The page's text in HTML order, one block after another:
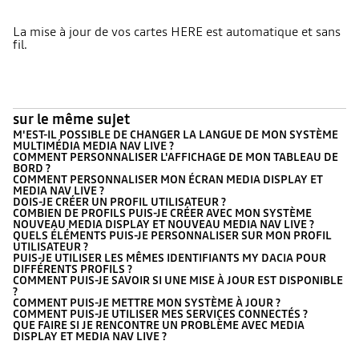
La mise à jour de vos cartes HERE est automatique et sans
fil.
sur le même sujet
M'EST-IL POSSIBLE DE CHANGER LA LANGUE DE MON SYSTÈME
MULTIMÉDIA MEDIA NAV LIVE ?
COMMENT PERSONNALISER L'AFFICHAGE DE MON TABLEAU DE
BORD ?
COMMENT PERSONNALISER MON ÉCRAN MEDIA DISPLAY ET
MEDIA NAV LIVE ?
DOIS-JE CRÉER UN PROFIL UTILISATEUR ?
COMBIEN DE PROFILS PUIS-JE CRÉER AVEC MON SYSTÈME
NOUVEAU MEDIA DISPLAY ET NOUVEAU MEDIA NAV LIVE ?
QUELS ÉLÉMENTS PUIS-JE PERSONNALISER SUR MON PROFIL
UTILISATEUR ?
PUIS-JE UTILISER LES MÊMES IDENTIFIANTS MY DACIA POUR
DIFFÉRENTS PROFILS ?
COMMENT PUIS-JE SAVOIR SI UNE MISE À JOUR EST DISPONIBLE
?
COMMENT PUIS-JE METTRE MON SYSTÈME À JOUR ?
COMMENT PUIS-JE UTILISER MES SERVICES CONNECTÉS ?
QUE FAIRE SI JE RENCONTRE UN PROBLÈME AVEC MEDIA
DISPLAY ET MEDIA NAV LIVE ?